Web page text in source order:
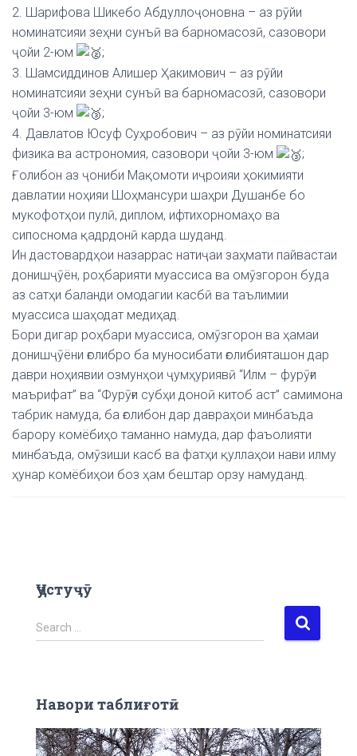
2. Шарифова Шикебо Абдуллоҷоновна – аз рӯйи
номинатсияи зеҳни сунъӣ ва барномасозӣ, сазовори
ҷойи 2-юм
;
3. Шамсиддинов Алишер Ҳакимович – аз рӯйи
номинатсияи зеҳни сунъӣ ва барномасозӣ, сазовори
ҷойи 3-юм
;
4. Давлатов Юсуф Суҳробович – аз рӯйи номинатсияи
физика ва астрономия, сазовори ҷойи 3-юм
;
Ғолибон аз ҷониби Мақомоти иҷроияи ҳокимияти
давлатии ноҳияи Шоҳмансури шаҳри Душанбе бо
мукофотҳои пулӣ, диплом, ифтихорномаҳо ва
сипоснома қадрдонӣ карда шуданд.
Ин дастовардҳои назаррас натиҷаи заҳмати пайвастаи
донишҷӯён, роҳбарияти муассиса ва омӯзгорон буда
аз сатҳи баланди омодагии касбӣ ва таълимии
муассиса шаҳодат медиҳад.
Бори дигар роҳбари муассиса, омӯзгорон ва ҳамаи
донишҷӯёни ғолибро ба муносибати ғолибияташон дар
даври ноҳиявии озмунҳои ҷумҳуриявӣ “Илм – фурӯғи
маърифат” ва “Фурӯғи субҳи доноӣ китоб аст” самимона
табрик намуда, ба ғолибон дар давраҳои минбаъда
барору комёбиҳо таманно намуда, дар фаъолияти
минбаъда, омӯзиши касб ва фатҳи қуллаҳои нави илму
ҳунар комёбиҳои боз ҳам бештар орзу намуданд.
Ҷустуҷӯ
S
e
h
f
o
Search …
Навори таблиғотӣ
V
i